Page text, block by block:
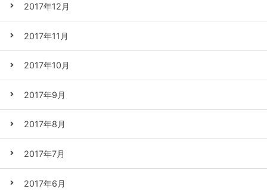
2017年12月
2017年11月
2017年10月
2017年9月
2017年8月
2017年7月
2017年6月